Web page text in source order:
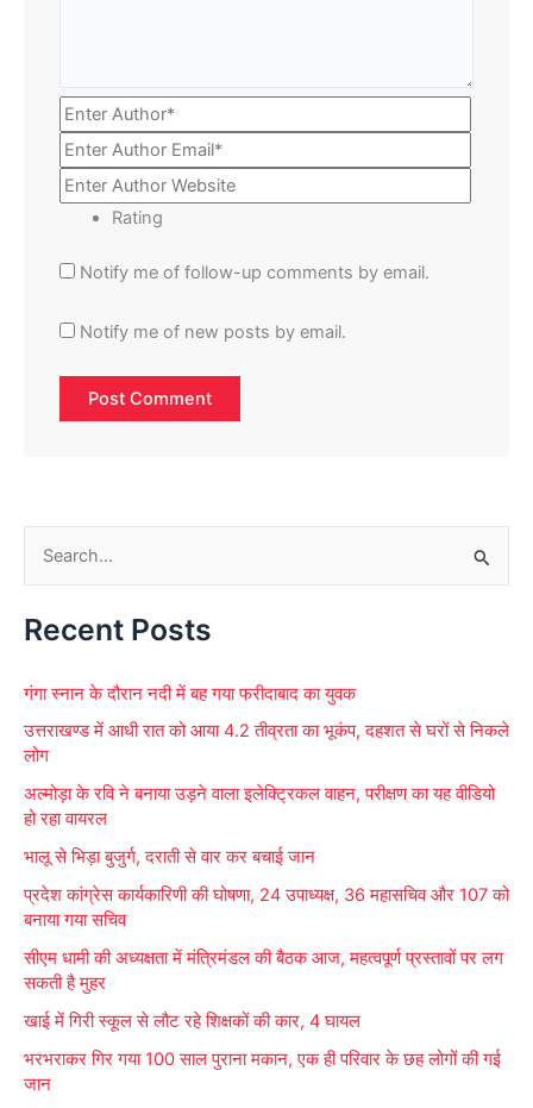
Rating
Notify me of follow-up comments by email.
Notify me of new posts by email.
a
c
h
f
o
Recent Posts
गंगा स्नान के दौरान नदी में बह गया फरीदाबाद का युवक
उत्तराखण्ड में आधी रात को आया 4.2 तीव्रता का भूकंप, दहशत से घरों से निकले
लोग
अल्मोड़ा के रवि ने बनाया उड़ने वाला इलेक्ट्रिकल वाहन, परीक्षण का यह वीडियो
हो रहा वायरल
भालू से भिड़ा बुजुर्ग, दराती से वार कर बचाई जान
प्रदेश कांग्रेस कार्यकारिणी की घोषणा, 24 उपाध्यक्ष, 36 महासचिव और 107 को
बनाया गया सचिव
सीएम धामी की अध्यक्षता में मंत्रिमंडल की बैठक आज, महत्वपूर्ण प्रस्तावों पर लग
सकती है मुहर
खाई में गिरी स्कूल से लौट रहे शिक्षकों की कार, 4 घायल
भरभराकर गिर गया 100 साल पुराना मकान, एक ही परिवार के छह लोगों की गई
जान